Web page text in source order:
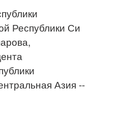
Республики Си
Азия --